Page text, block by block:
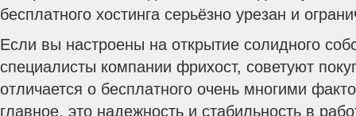
бесплатного хостинга серьёзно урезан и
Если вы настроены на открытие солидного
специалисты компании фрихост, советуют
отличается о бесплатного очень многими
главное, это надежность и стабильность в